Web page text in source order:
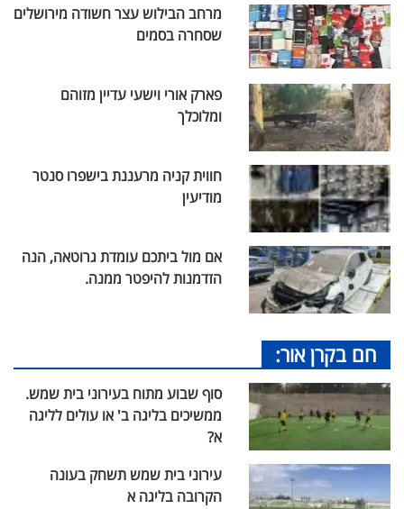
מרחב הבילוש עצר חשודה מירושלים
שסחרה בסמים
פארק אורי וישעי עדיין מזוהם
ומלוכלך
חווית קניה מרעננת בישפרו סנטר
מודיעין
אם מול ביתכם עומדת גרוטאה, הנה
הזדמנות להיפטר ממנה.
חם בקרן אור:
סוף שבוע מתוח בעירוני בית שמש.
ממשיכים בליגה ב' או עולים לליגה
א?
עירוני בית שמש תשחק בעונה
הקרובה בליגה א